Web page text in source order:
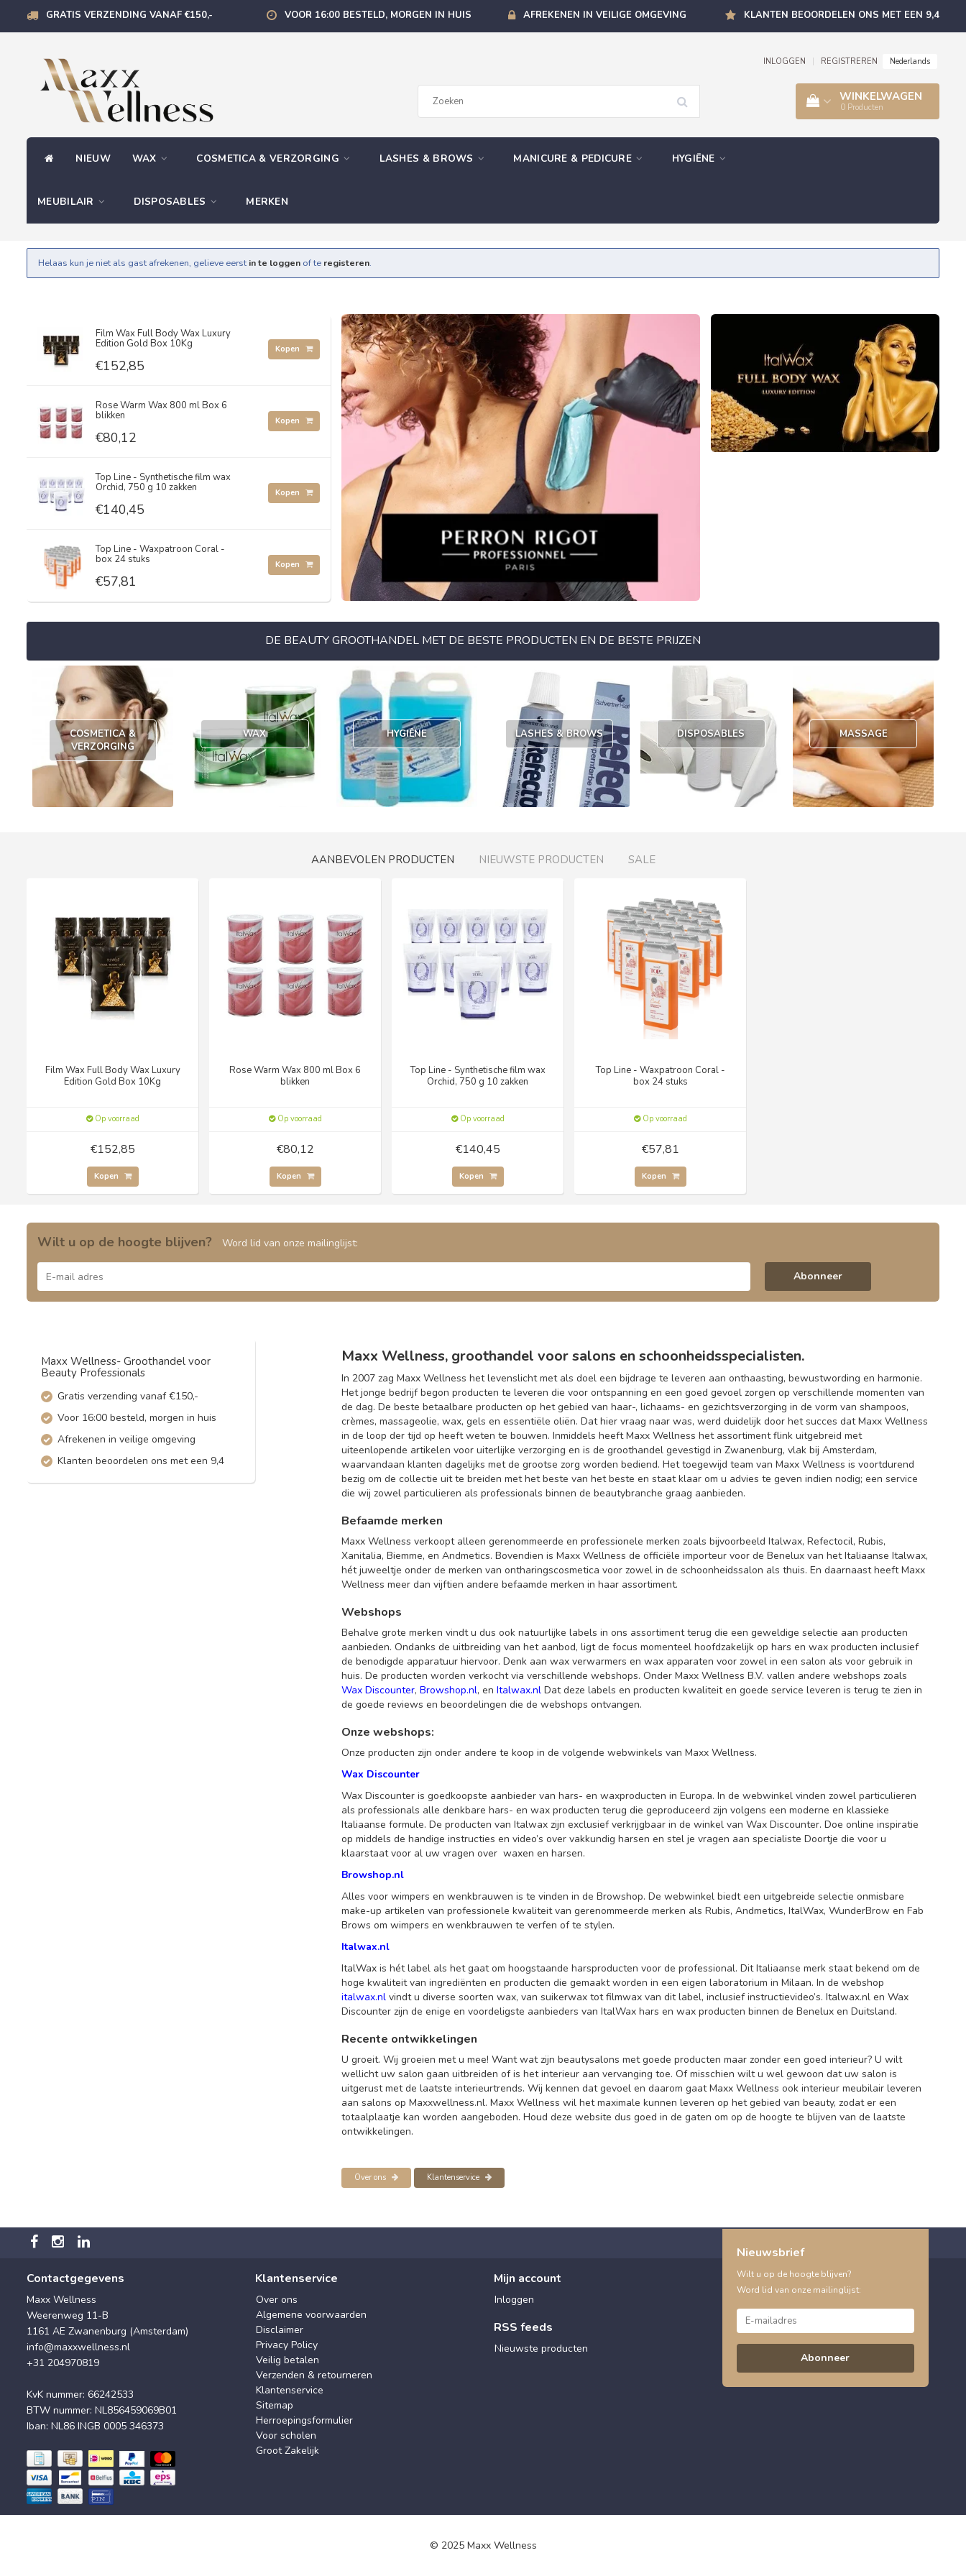
GRATIS VERZENDING VANAF €150,- VOOR 16:00 BESTELD, MORGEN IN HUIS AFREKENEN IN VEILIGE OMGEVING KLANTEN BEOORDELEN ONS MET EEN 9,4
INLOGGEN REGISTREREN Nederlands
WINKELWAGEN
0 Producten
NIEUW WAX COSMETICA & VERZORGING LASHES & BROWS MANICURE & PEDICURE HYGIËNE
MEUBILAIR DISPOSABLES MERKEN
Helaas kun je niet als gast afrekenen, gelieve eerst in te loggen of te registeren.
Film Wax Full Body Wax Luxury
Edition Gold Box 10Kg
€152,85
Kopen
Rose Warm Wax 800 ml Box 6
blikken
€80,12
Kopen
Top Line - Synthetische film wax
Orchid, 750 g 10 zakken
€140,45
Kopen
Top Line - Waxpatroon Coral -
box 24 stuks
€57,81
Kopen
DE BEAUTY GROOTHANDEL MET DE BESTE PRODUCTEN EN DE BESTE PRIJZEN
COSMETICA &
VERZORGING
WAX HYGIËNE LASHES & BROWS DISPOSABLES MASSAGE
AANBEVOLEN PRODUCTEN NIEUWSTE PRODUCTEN SALE
Film Wax Full Body Wax Luxury
Edition Gold Box 10Kg
Op voorraad
€152,85
Kopen
Rose Warm Wax 800 ml Box 6
blikken
Op voorraad
€80,12
Kopen
Top Line - Synthetische film wax
Orchid, 750 g 10 zakken
Op voorraad
€140,45
Kopen
Top Line - Waxpatroon Coral -
box 24 stuks
Op voorraad
€57,81
Kopen
Wilt u op de hoogte blijven? Word lid van onze mailinglijst:
Abonneer
Maxx Wellness- Groothandel voor
Beauty Professionals
Gratis verzending vanaf €150,-
Voor 16:00 besteld, morgen in huis
Afrekenen in veilige omgeving
Klanten beoordelen ons met een 9,4
Maxx Wellness, groothandel voor salons en schoonheidsspecialisten.
In 2007 zag Maxx Wellness het levenslicht met als doel een bijdrage te leveren aan onthaasting, bewustwording en harmonie.
Het jonge bedrijf begon producten te leveren die voor ontspanning en een goed gevoel zorgen op verschillende momenten van
de dag. De beste betaalbare producten op het gebied van haar-, lichaams- en gezichtsverzorging in de vorm van shampoos,
crèmes, massageolie, wax, gels en essentiële oliën. Dat hier vraag naar was, werd duidelijk door het succes dat Maxx Wellness
in de loop der tijd op heeft weten te bouwen. Inmiddels heeft Maxx Wellness het assortiment flink uitgebreid met
uiteenlopende artikelen voor uiterlijke verzorging en is de groothandel gevestigd in Zwanenburg, vlak bij Amsterdam,
waarvandaan klanten dagelijks met de grootse zorg worden bediend. Het toegewijd team van Maxx Wellness is voortdurend
bezig om de collectie uit te breiden met het beste van het beste en staat klaar om u advies te geven indien nodig; een service
die wij zowel particulieren als professionals binnen de beautybranche graag aanbieden.
Befaamde merken
Maxx Wellness verkoopt alleen gerenommeerde en professionele merken zoals bijvoorbeeld Italwax, Refectocil, Rubis,
Xanitalia, Biemme, en Andmetics. Bovendien is Maxx Wellness de officiële importeur voor de Benelux van het Italiaanse Italwax,
hét juweeltje onder de merken van ontharingscosmetica voor zowel in de schoonheidssalon als thuis. En daarnaast heeft Maxx
Wellness meer dan vijftien andere befaamde merken in haar assortiment.
Webshops
Behalve grote merken vindt u dus ook natuurlijke labels in ons assortiment terug die een geweldige selectie aan producten
aanbieden. Ondanks de uitbreiding van het aanbod, ligt de focus momenteel hoofdzakelijk op hars en wax producten inclusief
de benodigde apparatuur hiervoor. Denk aan wax verwarmers en wax apparaten voor zowel in een salon als voor gebruik in
huis. De producten worden verkocht via verschillende webshops. Onder Maxx Wellness B.V. vallen andere webshops zoals
Wax Discounter,Browshop.nl, enItalwax.nl Dat deze labels en producten kwaliteit en goede service leveren is terug te zien in
de goede reviews en beoordelingen die de webshops ontvangen.
Onze webshops:
Onze producten zijn onder andere te koop in de volgende webwinkels van Maxx Wellness.
Wax Discounter
Wax Discounter is goedkoopste aanbieder van hars- en waxproducten in Europa. In de webwinkel vinden zowel particulieren
als professionals alle denkbare hars- en wax producten terug die geproduceerd zijn volgens een moderne en klassieke
Italiaanse formule. De producten van Italwax zijn exclusief verkrijgbaar in de winkel van Wax Discounter. Doe online inspiratie
op middels de handige instructies en video’s over vakkundig harsen en stel je vragen aan specialiste Doortje die voor u
klaarstaat voor al uw vragen over waxen en harsen.
Browshop.nl
Alles voor wimpers en wenkbrauwen is te vinden in de Browshop. De webwinkel biedt een uitgebreide selectie onmisbare
make-up artikelen van professionele kwaliteit van gerenommeerde merken als Rubis, Andmetics, ItalWax, WunderBrow en Fab
Brows om wimpers en wenkbrauwen te verfen of te stylen.
Italwax.nl
ItalWax is hét label als het gaat om hoogstaande harsproducten voor de professional. Dit Italiaanse merk staat bekend om de
hoge kwaliteit van ingrediënten en producten die gemaakt worden in een eigen laboratorium in Milaan. In de webshop
italwax.nl vindt u diverse soorten wax, van suikerwax tot filmwax van dit label, inclusief instructievideo’s. Italwax.nl en Wax
Discounter zijn de enige en voordeligste aanbieders van ItalWax hars en wax producten binnen de Benelux en Duitsland.
Recente ontwikkelingen
U groeit. Wij groeien met u mee! Want wat zijn beautysalons met goede producten maar zonder een goed interieur? U wilt
wellicht uw salon gaan uitbreiden of is het interieur aan vervanging toe. Of misschien wilt u wel gewoon dat uw salon is
uitgerust met de laatste interieurtrends. Wij kennen dat gevoel en daarom gaat Maxx Wellness ook interieur meubilair leveren
aan salons op Maxxwellness.nl. Maxx Wellness wil het maximale kunnen leveren op het gebied van beauty, zodat er een
totaalplaatje kan worden aangeboden. Houd deze website dus goed in de gaten om op de hoogte te blijven van de laatste
ontwikkelingen.
Over ons Klantenservice
Contactgegevens
Maxx Wellness
Weerenweg 11-B
1161 AE Zwanenburg (Amsterdam)
info@maxxwellness.nl
+31 204970819
KvK nummer: 66242533
BTW nummer: NL856459069B01
Iban: NL86 INGB 0005 346373
Klantenservice
Over ons
Algemene voorwaarden
Disclaimer
Privacy Policy
Veilig betalen
Verzenden & retourneren
Klantenservice
Sitemap
Herroepingsformulier
Voor scholen
Groot Zakelijk
Mijn account
Inloggen
RSS feeds
Nieuwste producten
Nieuwsbrief
Wilt u op de hoogte blijven?
Word lid van onze mailinglijst:
Abonneer
© 2025 Maxx Wellness